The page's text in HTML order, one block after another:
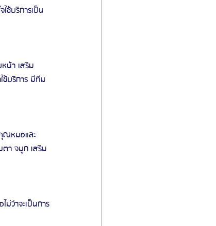
ช้บริการเป็น
น้า เสริม
ช้บริิการ มีทีม
ณหมอและ
ตา จมูก เสริม
ว่าจะเป็นการ